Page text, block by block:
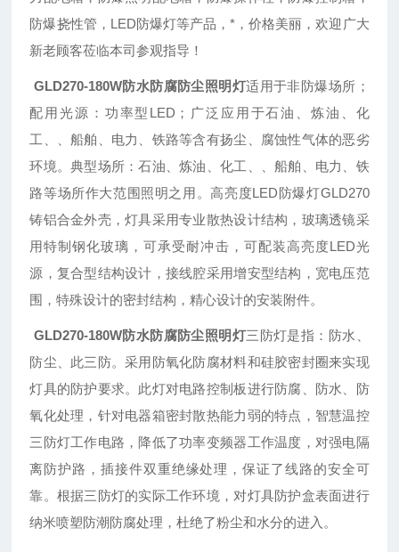
防爆挠性管，LED防爆灯等产品，*，价格美丽，欢迎广大
新老顾客莅临本司参观指导！
GLD270-180W防水防腐防尘照明灯适用于非防爆场所；
配用光源：功率型LED；广泛应用于石油、炼油、化
工、、船舶、电力、铁路等含有扬尘、腐蚀性气体的恶劣
环境。典型场所：石油、炼油、化工、、船舶、电力、铁
路等场所作大范围照明之用。高亮度LED防爆灯GLD270
铸铝合金外壳，灯具采用专业散热设计结构，玻璃透镜采
用特制钢化玻璃，可承受耐冲击，可配装高亮度LED光
源，复合型结构设计，接线腔采用增安型结构，宽电压范
围，特殊设计的密封结构，精心设计的安装附件。
GLD270-180W防水防腐防尘照明灯三防灯是指：防水、
防尘、此三防。采用防氧化防腐材料和硅胶密封圈来实现
灯具的防护要求。此灯对电路控制板进行防腐、防水、防
氧化处理，针对电器箱密封散热能力弱的特点，智慧温控
三防灯工作电路，降低了功率变频器工作温度，对强电隔
离防护路，插接件双重绝缘处理，保证了线路的安全可
靠。根据三防灯的实际工作环境，对灯具防护盒表面进行
纳米喷塑防潮防腐处理，杜绝了粉尘和水分的进入。